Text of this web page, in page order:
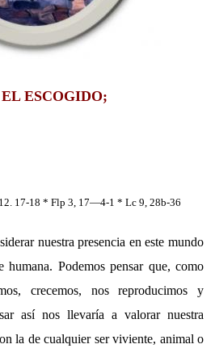
ESCOGIDO;
17-18 * Flp 3, 17—4-1 * Lc 9, 28b-36
nuestra presencia en este mundo
humana. Podemos pensar que, como
crecemos, nos reproducimos y
así nos llevaría a valorar nuestra
la de cualquier ser viviente, animal o